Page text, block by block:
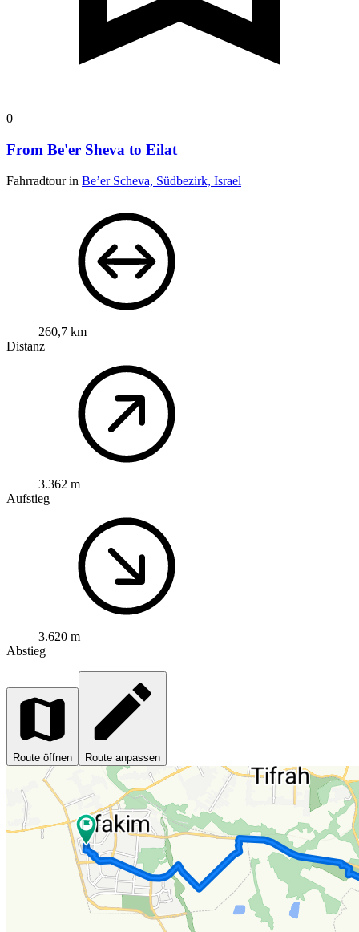
0
From Be'er Sheva to Eilat
Fahrradtour in Be’er Scheva, Südbezirk, Israel
260,7 km
Distanz
3.362 m
Aufstieg
3.620 m
Abstieg
Route öffnen Route anpassen